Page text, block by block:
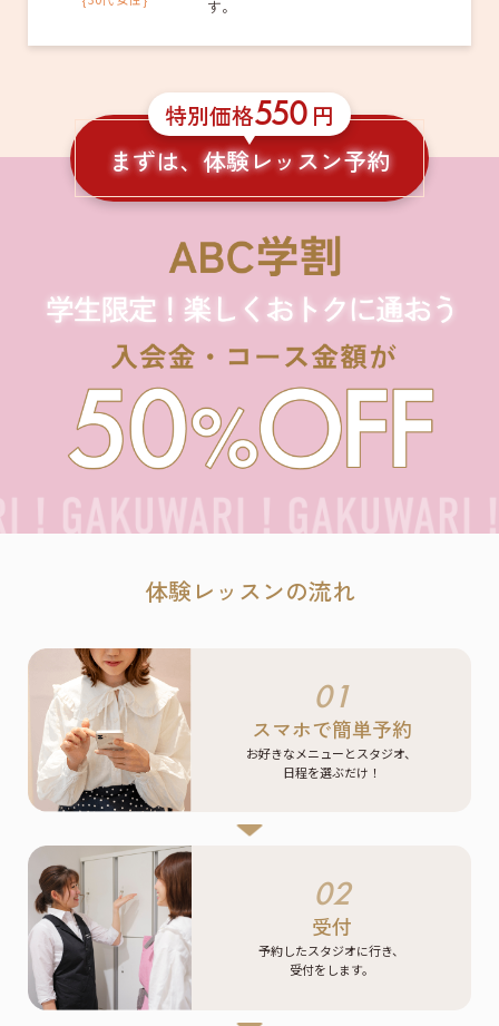
す。
特別価格550 円
まずは、体験レッスン予約
体験レッスンの流れ
01
スマホで簡単予約
お好きなメニューとスタジオ、
日程を選ぶだけ！
02
受付
予約したスタジオに行き、
受付をします。